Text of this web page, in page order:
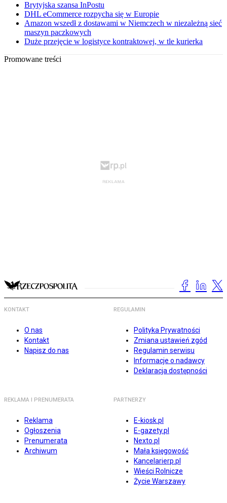
Brytyjska szansa InPostu
DHL eCommerce rozpycha się w Europie
Amazon wszedł z dostawami w Niemczech w niezależną sieć
maszyn paczkowych
Duże przejęcie w logistyce kontraktowej, w tle kurierka
Promowane treści
KONTAKT
O nas
Kontakt
Napisz do nas
REGULAMIN
Polityka Prywatności
Zmiana ustawień zgód
Regulamin serwisu
Informacje o nadawcy
Deklaracja dostępności
REKLAMA I PRENUMERATA
Reklama
Ogłoszenia
Prenumerata
Archiwum
PARTNERZY
E-kiosk.pl
E-gazety.pl
Nexto.pl
Mała księgowość
Kancelarierp.pl
Wieści Rolnicze
Życie Warszawy